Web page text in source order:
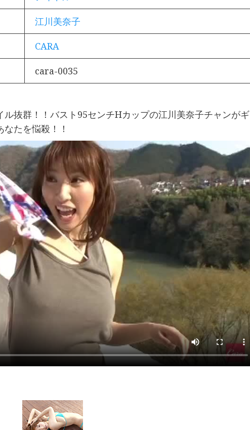
江川美奈子
CARA
cara-0035
抜群！！バスト95センチHカップの江川美奈子チャンがギ
たを悩殺！！